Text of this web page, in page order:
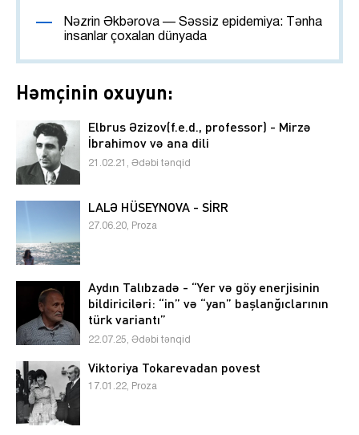
Nəzrin Əkbərova — Səssiz epidemiya: Tənha
insanlar çoxalan dünyada
Həmçinin oxuyun:
Elbrus Əzizov(f.e.d., professor) - Mirzə
İbrahimov və ana dili
21.02.21, Ədəbi tənqid
LALƏ HÜSEYNOVA - SİRR
27.06.20, Proza
Aydın Talıbzadə - “Yer və göy enerjisinin
bildiriciləri: “in” və “yan” başlanğıclarının
türk variantı”
22.07.25, Ədəbi tənqid
Viktoriya Tokarevadan povest
17.01.22, Proza